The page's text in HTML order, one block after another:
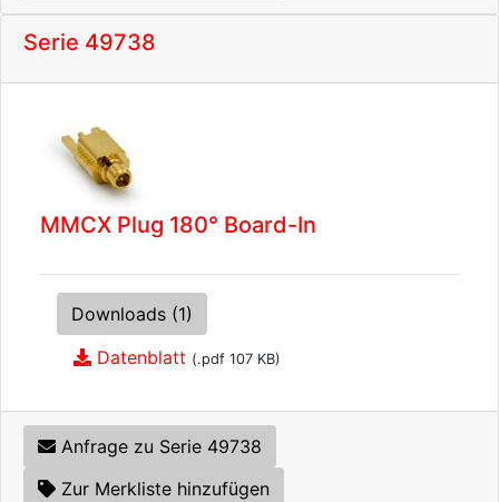
Serie 49738
MMCX Plug 180° Board-In
Downloads (1)
Datenblatt (.pdf 107 KB)
Anfrage zu Serie 49738
Zur Merkliste hinzufügen